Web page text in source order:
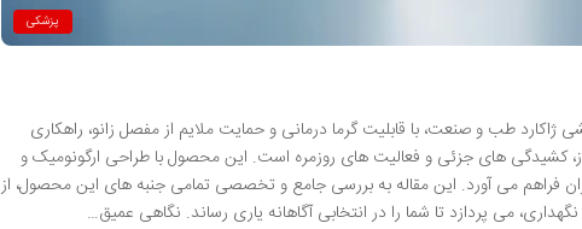
پزشکی
طب و صنعت، با قابلیت گرما درمانی و حمایت ملایم از مفصل زانو، راهکاری
کشیدگی های جزئی و فعالیت های روزمره است. این محصول با طراحی ارگونومیک و
فراهم می آورد. این مقاله به بررسی جامع و تخصصی تمامی جنبه های این محصول، از
می پردازد تا شما را در انتخابی آگاهانه یاری رساند. نگاهی عمیق…